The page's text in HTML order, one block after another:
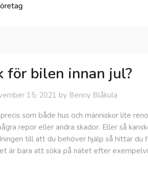
för bilen innan jul?
15, 2021 by Benny Blåkula
som både hus och människor lite
repor eller andra skador. Eller så
till att du behöver hjälp så hittar du
är bara att söka på nätet efter